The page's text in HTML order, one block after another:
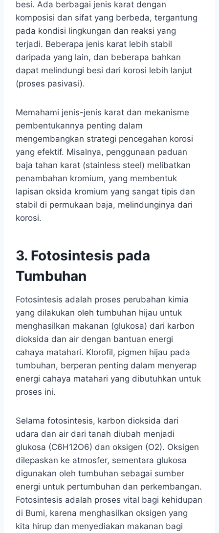
besi. Ada berbagai jenis karat dengan
komposisi dan sifat yang berbeda, tergantung
pada kondisi lingkungan dan reaksi yang
terjadi. Beberapa jenis karat lebih stabil
daripada yang lain, dan beberapa bahkan
dapat melindungi besi dari korosi lebih lanjut
(proses pasivasi).
Memahami jenis-jenis karat dan mekanisme
pembentukannya penting dalam
mengembangkan strategi pencegahan korosi
yang efektif. Misalnya, penggunaan paduan
baja tahan karat (stainless steel) melibatkan
penambahan kromium, yang membentuk
lapisan oksida kromium yang sangat tipis dan
stabil di permukaan baja, melindunginya dari
korosi.
3. Fotosintesis pada
Tumbuhan
Fotosintesis adalah proses perubahan kimia
yang dilakukan oleh tumbuhan hijau untuk
menghasilkan makanan (glukosa) dari karbon
dioksida dan air dengan bantuan energi
cahaya matahari. Klorofil, pigmen hijau pada
tumbuhan, berperan penting dalam menyerap
energi cahaya matahari yang dibutuhkan untuk
proses ini.
Selama fotosintesis, karbon dioksida dari
udara dan air dari tanah diubah menjadi
glukosa (C6H12O6) dan oksigen (O2). Oksigen
dilepaskan ke atmosfer, sementara glukosa
digunakan oleh tumbuhan sebagai sumber
energi untuk pertumbuhan dan perkembangan.
Fotosintesis adalah proses vital bagi kehidupan
di Bumi, karena menghasilkan oksigen yang
kita hirup dan menyediakan makanan bagi